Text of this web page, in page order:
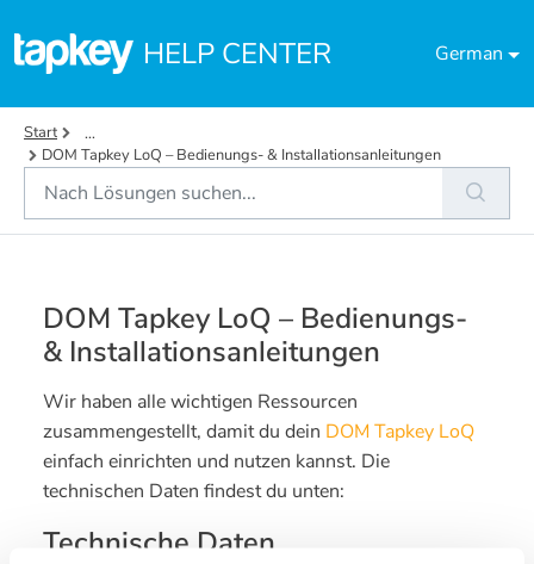
HELP CENTER German
Start
...
DOM Tapkey LoQ – Bedienungs- & Installationsanleitungen
DOM Tapkey LoQ – Bedienungs-
& Installationsanleitungen
Wir haben alle wichtigen Ressourcen
zusammengestellt, damit du dein DOM Tapkey LoQ
einfach einrichten und nutzen kannst. Die
technischen Daten findest du unten:
Technische Daten